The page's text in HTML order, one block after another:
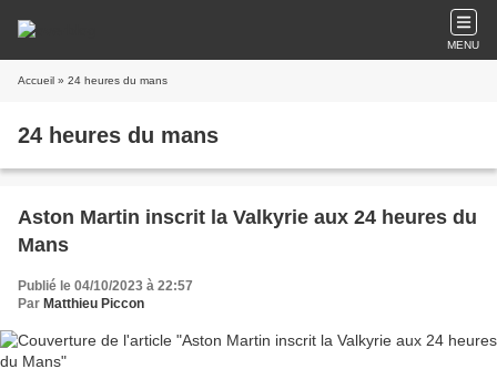
MENU
Accueil » 24 heures du mans
24 heures du mans
Aston Martin inscrit la Valkyrie aux 24 heures du
Mans
Publié le 04/10/2023 à 22:57
Par Matthieu Piccon